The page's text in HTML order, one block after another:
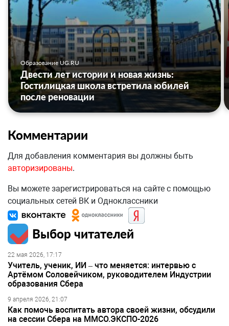
Образование UG.RU
Двести лет истории и новая жизнь:
Гостилицкая школа встретила юбилей
после реновации
Комментарии
Для добавления комментария вы должны быть
авторизированы.
Вы можете зарегистрироваться на сайте с помощью
социальных сетей ВК и Одноклассники
Выбор читателей
22 мая 2026, 17:17
Учитель, ученик, ИИ – что меняется: интервью с
Артёмом Соловейчиком, руководителем Индустрии
образования Сбера
9 апреля 2026, 21:07
Как помочь воспитать автора своей жизни, обсудили
на сессии Сбера на ММСО.ЭКСПО-2026